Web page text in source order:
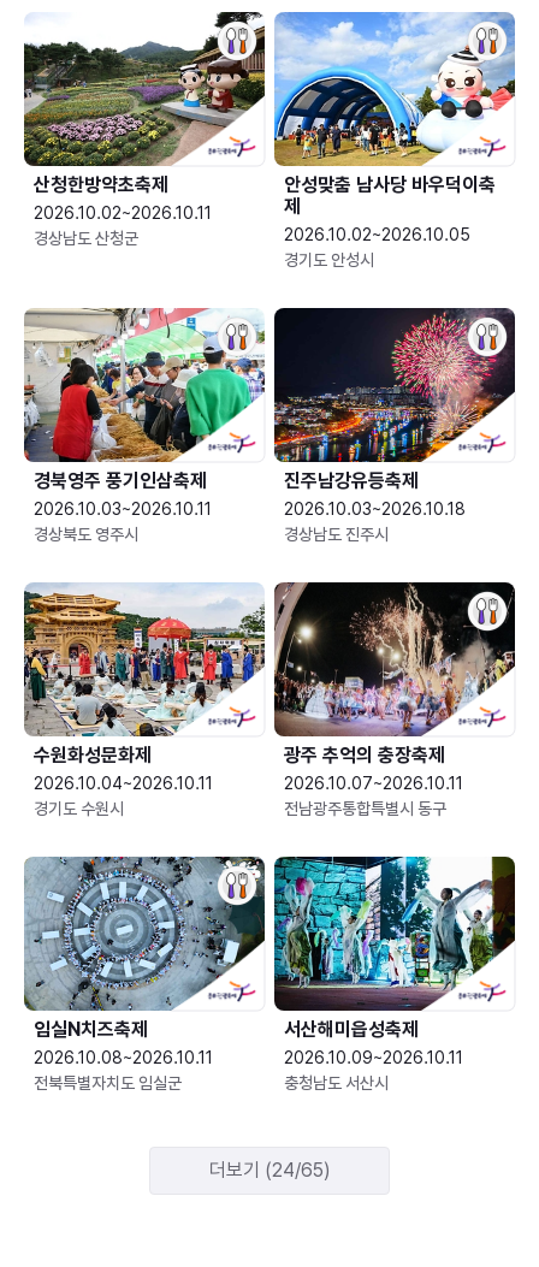
산청한방약초축제
2026.10.02~2026.10.11
경상남도 산청군
안성맞춤 남사당 바우덕이축
제
2026.10.02~2026.10.05
경기도 안성시
경북영주 풍기인삼축제
2026.10.03~2026.10.11
경상북도 영주시
진주남강유등축제
2026.10.03~2026.10.18
경상남도 진주시
수원화성문화제
2026.10.04~2026.10.11
경기도 수원시
광주 추억의 충장축제
2026.10.07~2026.10.11
전남광주통합특별시 동구
임실N치즈축제
2026.10.08~2026.10.11
전북특별자치도 임실군
서산해미읍성축제
2026.10.09~2026.10.11
충청남도 서산시
더보기 (24/65)